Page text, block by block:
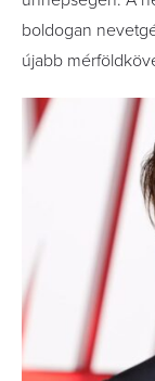
boldogan
újabb